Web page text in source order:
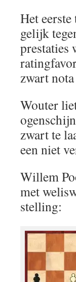
Het
gelijk
prestaties
zwart
Wouter
zwart te
een niet
Willem
met
stelling: